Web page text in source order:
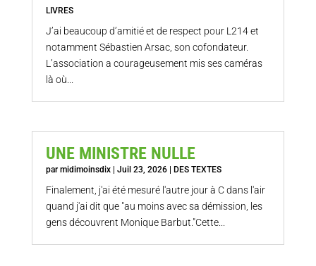
LIVRES
J’ai beaucoup d’amitié et de respect pour L214 et
notamment Sébastien Arsac, son cofondateur.
L’association a courageusement mis ses caméras
là où...
UNE MINISTRE NULLE
par midimoinsdix| Juil 23, 2026| DES TEXTES
Finalement, j'ai été mesuré l'autre jour à C dans l'air
quand j'ai dit que "au moins avec sa démission, les
gens découvrent Monique Barbut."Cette...